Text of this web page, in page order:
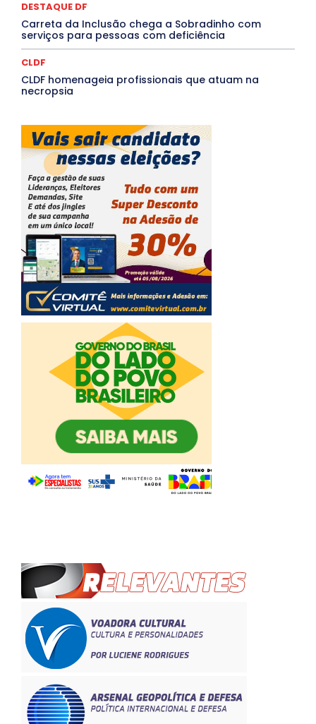
DESTAQUE DF
Carreta da Inclusão chega a Sobradinho com
serviços para pessoas com deficiência
CLDF
CLDF homenageia profissionais que atuam na
necropsia